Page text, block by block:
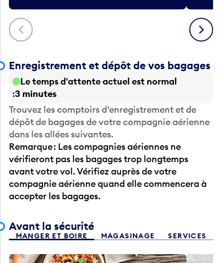
Précédent Suivant
Enregistrement et dépôt de vos bagages
Le temps d'attente actuel est normal
3 minutes
Trouvez les comptoirs d’enregistrement et de
dépôt de bagages de votre compagnie aérienne
dans les allées suivantes.
Remarque : Les compagnies aériennes ne
vérifieront pas les bagages trop longtemps
avant votre vol. Vérifiez auprès de votre
compagnie aérienne quand elle commencera à
accepter les bagages.
Avant la sécurité
MANGER ET BOIRE MAGASINAGE SERVICES